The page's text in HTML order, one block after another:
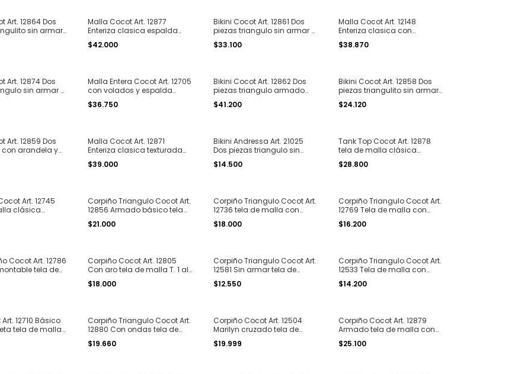
Art. 12864 Dos
sin armar
T. 1 al 4
Malla Cocot Art. 12877
Enteriza clasica espalda
cruzada T. 1 al 4
$42.000
Bikini Cocot Art. 12861 Dos
piezas triangulo sin armar y
less para atar texturada
print T. 1 al 4
$33.100
Malla Cocot Art. 12148
Enteriza clasica con
espalda descubierta en U T.
3 al 6
$38.870
Art. 12874 Dos
sin armar y
encaje T. 1 al
Malla Entera Cocot Art. 12705
con volados y espalda
descubierta T. 1 al 4
$36.750
Bikini Cocot Art. 12862 Dos
piezas triangulo armado
vedetina texturada print T. 1
al 4
$41.200
Bikini Cocot Art. 12858 Dos
piezas triangulito sin armar
y less para atar T. 1 al 4
$24.120
Art. 12859 Dos
con arandela y
al 4
Malla Cocot Art. 12871
Enteriza clasica texturada
seamless T. 1 al 6
$39.000
Bikini Andressa Art. 21025
Dos piezas triangulo sin
armar y less regulable de
velvet T. 3
$14.500
Tank Top Cocot Art. 12878
tela de malla clásica
básica T. 2 al 4
$28.800
Art. 12745
clásica
4
Corpiño Triangulo Cocot Art.
12856 Armado básico tela
de malla T. 1 al 4
$21.000
Corpiño Triangulo Cocot Art.
12736 tela de malla con
base T. 1 al 4
$18.000
Corpiño Triangulo Cocot Art.
12769 Tela de malla con
collareta ancha T. 1 al 4
$16.200
Cocot Art. 12786
tela de
4
Corpiño Cocot Art. 12805
Con aro tela de malla T. 1 al
4
$18.000
Corpiño Triangulo Cocot Art.
12581 Sin armar tela de
malla estampados surtidos
T. 1 al 4
$12.550
Corpiño Triangulo Cocot Art.
12533 Tela de malla con
tiritas para atar T. 1 al 4
$14.200
12710 Básico
tela de malla
Corpiño Triangulo Cocot Art.
12880 Con ondas tela de
malla T. 1 al 4
$19.660
Corpiño Cocot Art. 12504
Marilyn cruzado tela de
malla T. 2 al 4
$19.999
Corpiño Cocot Art. 12879
Armado tela de malla con
ondas para atar en el cuello
y broche en espalda T. 2 al 5
$25.100